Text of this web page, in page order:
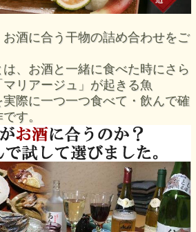
酒に合う干物の詰め合わせをご
は、お酒と一緒に食べた時にさら
リアージュ」が起きる魚
際に一つ一つ食べて・飲んで確
す。